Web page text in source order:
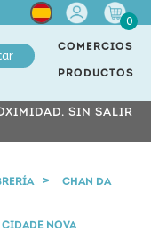
Cuenta
0
COMERCIOS
PRODUCTOS
SIN SALIR
CHAN DA
CIDADE NOVA